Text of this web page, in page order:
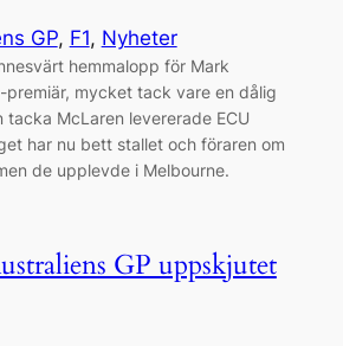
GP, F1, Nyheter
hemmalopp för Mark
premiär, mycket tack vare en dålig
tacka McLaren levererade ECU
har nu bett stallet och föraren om
de upplevde i Melbourne.
GP uppskjutet